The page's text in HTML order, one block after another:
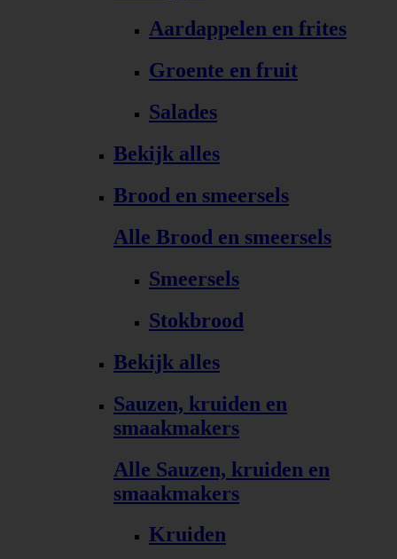
Aardappelen en frites
Groente en fruit
Salades
Bekijk alles
Brood en smeersels
Alle Brood en smeersels
Smeersels
Stokbrood
Bekijk alles
Sauzen, kruiden en
smaakmakers
Alle Sauzen, kruiden en
smaakmakers
Kruiden